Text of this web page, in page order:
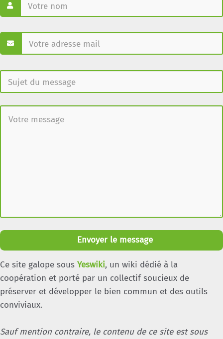
Envoyer le message
Ce site galope sous Yeswiki, un wiki dédié à la
coopération et porté par un collectif soucieux de
préserver et développer le bien commun et des outils
conviviaux.
Sauf mention contraire, le contenu de ce site est sous